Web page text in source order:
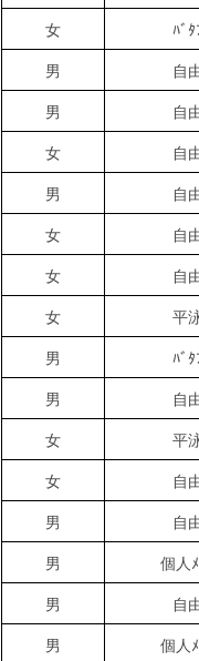
女
ﾊﾞ
男
自
男
自
女
自
男
自
女
自
女
自
女
平
男
ﾊﾞ
男
自
女
平
女
自
男
自
男
個人
男
自
男
個人